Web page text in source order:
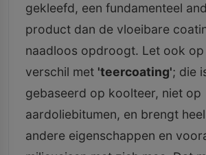
gekleefd, een fundamenteel
product dan de vloeibare
naadloos opdroogt. Let ook
verschil met 'teercoating'; die
gebaseerd op koolteer, niet op
aardoliebitumen, en brengt heel
andere eigenschappen en